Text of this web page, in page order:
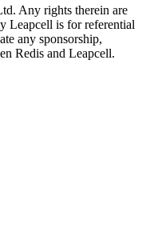
Any rights therein are
Leapcell is for referential
any sponsorship,
Redis and Leapcell.